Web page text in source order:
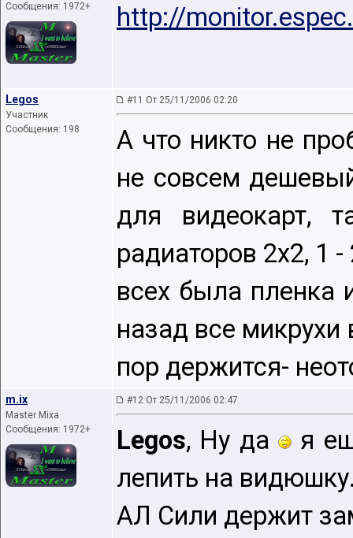
Сообщения: 1972+
http://
Legos
Участник
Сообщения: 198
#11 От 25/11/2006 02:20
А что никто не
не совсем
для видеокарт,
радиаторов 2х2, 1
всех была пленка
назад все микрухи
пор держится-
m.ix
Master Mixa
Сообщения: 1972+
#12 От 25/11/2006 02:47
Legos, Ну да
я
лепить на
АЛ Сили держит